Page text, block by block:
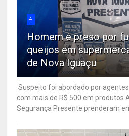
4
Homem é preso por
queijos em
de Nova Iguaçu
Suspeito foi abordado por
com mais de R$ 500 em produtos
Segurança Presente prenderam em